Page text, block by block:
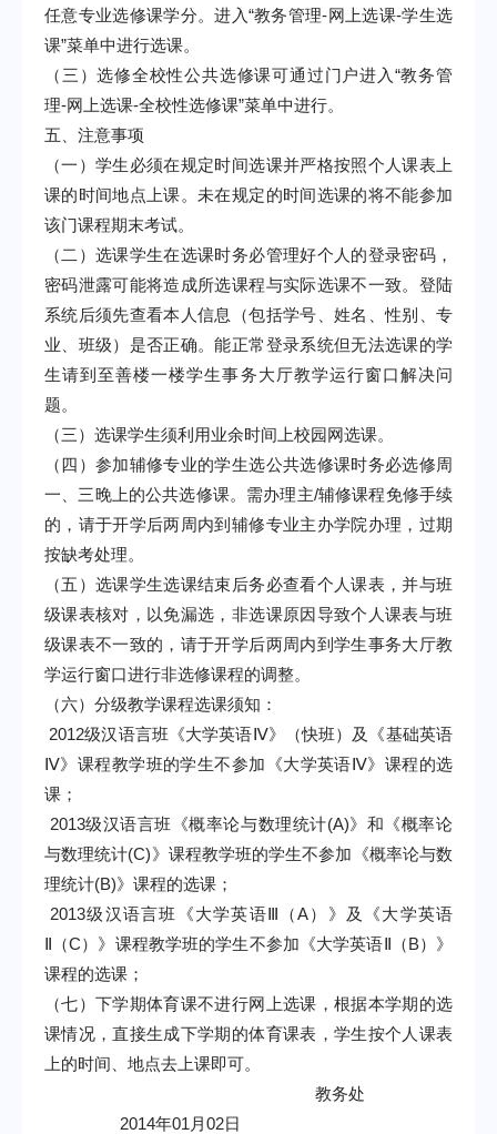
任意专业选修课学分。进入“教务管理-网上选课-学生选
课”菜单中进行选课。
（三）选修全校性公共选修课可通过门户进入“教务管
理-网上选课-全校性选修课”菜单中进行。
五、注意事项
（一）学生必须在规定时间选课并严格按照个人课表上
课的时间地点上课。未在规定的时间选课的将不能参加
该门课程期末考试。
（二）选课学生在选课时务必管理好个人的登录密码，
密码泄露可能将造成所选课程与实际选课不一致。登陆
系统后须先查看本人信息（包括学号、姓名、性别、专
业、班级）是否正确。能正常登录系统但无法选课的学
生请到至善楼一楼学生事务大厅教学运行窗口解决问
题。
（三）选课学生须利用业余时间上校园网选课。
（四）参加辅修专业的学生选公共选修课时务必选修周
一、三晚上的公共选修课。需办理主/辅修课程免修手续
的，请于开学后两周内到辅修专业主办学院办理，过期
按缺考处理。
（五）选课学生选课结束后务必查看个人课表，并与班
级课表核对，以免漏选，非选课原因导致个人课表与班
级课表不一致的，请于开学后两周内到学生事务大厅教
学运行窗口进行非选修课程的调整。
（六）分级教学课程选课须知：
2012级汉语言班《大学英语Ⅳ》（快班）及《基础英语
Ⅳ》课程教学班的学生不参加《大学英语Ⅳ》课程的选
课；
2013级汉语言班《概率论与数理统计(A)》和《概率论
与数理统计(C)》课程教学班的学生不参加《概率论与数
理统计(B)》课程的选课；
2013级汉语言班《大学英语Ⅲ（A）》及《大学英语
Ⅱ（C）》课程教学班的学生不参加《大学英语Ⅱ（B）》
课程的选课；
（七）下学期体育课不进行网上选课，根据本学期的选
课情况，直接生成下学期的体育课表，学生按个人课表
上的时间、地点去上课即可。
教务处
2014年01 月02日